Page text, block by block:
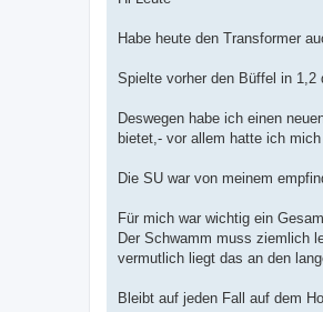
a
Habe heute den Transformer
Spielte vorher den Büffel in 1,2
Deswegen habe ich einen
bietet,- vor allem hatte ich
Die SU war von meinem
Für mich war wichtig ein
Der Schwamm muss ziemlich
vermutlich liegt das an den
Bleibt auf jeden Fall auf dem